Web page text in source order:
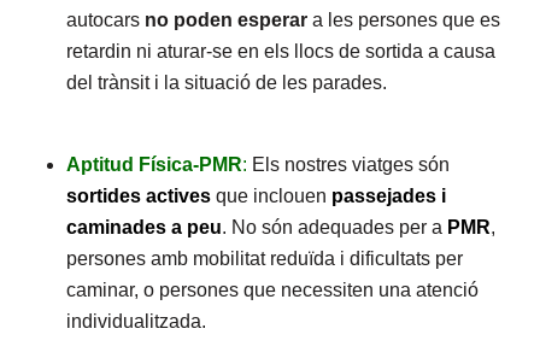
autocars no poden esperar a les persones que es
retardin ni aturar-se en els llocs de sortida a causa
del trànsit i la situació de les parades.
Aptitud Física-PMR: Els nostres viatges són
sortides actives que inclouen passejades i
caminades a peu. No són adequades per a PMR,
persones amb mobilitat reduïda i dificultats per
caminar, o persones que necessiten una atenció
individualitzada.